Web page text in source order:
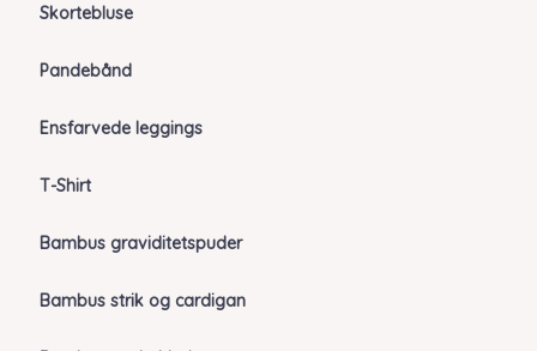
Skortebluse
Pandebånd
Ensfarvede leggings
T-Shirt
Bambus graviditetspuder
Bambus strik og cardigan